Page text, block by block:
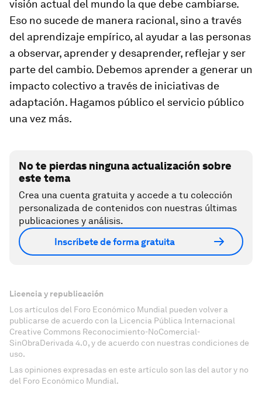
visión actual del mundo la que debe cambiarse.
Eso no sucede de manera racional, sino a través
del aprendizaje empírico, al ayudar a las personas
a observar, aprender y desaprender, reflejar y ser
parte del cambio. Debemos aprender a generar un
impacto colectivo a través de iniciativas de
adaptación. Hagamos público el servicio público
una vez más.
No te pierdas ninguna actualización sobre
este tema
Crea una cuenta gratuita y accede a tu colección
personalizada de contenidos con nuestras últimas
publicaciones y análisis.
Inscríbete de forma gratuita
Licencia y republicación
Los artículos del Foro Económico Mundial pueden volver a
publicarse de acuerdo con la Licencia Pública Internacional
Creative Commons Reconocimiento-NoComercial-
SinObraDerivada 4.0, y de acuerdo con nuestras condiciones de
uso.
Las opiniones expresadas en este artículo son las del autor y no
del Foro Económico Mundial.